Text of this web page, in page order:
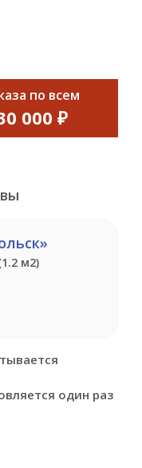
по всем
000 ₽
м2)
один раз